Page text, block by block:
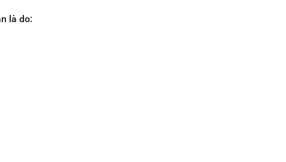
là do: